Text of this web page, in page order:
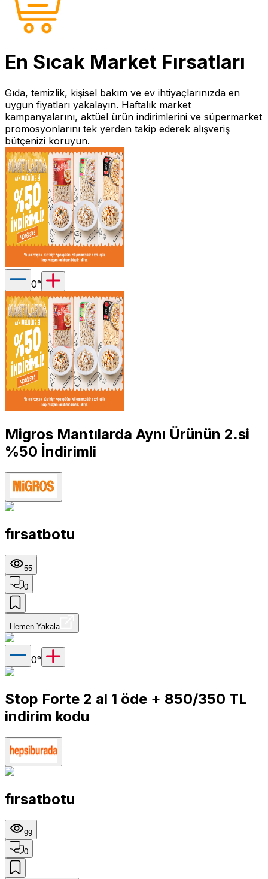
En Sıcak Market Fırsatları
Gıda, temizlik, kişisel bakım ve ev ihtiyaçlarınızda en
uygun fiyatları yakalayın. Haftalık market
kampanyalarını, aktüel ürün indirimlerini ve süpermarket
promosyonlarını tek yerden takip ederek alışveriş
bütçenizi koruyun.
0°
Migros Mantılarda Aynı Ürünün 2.si
%50 İndirimli
fırsatbotu
55
0
Hemen Yakala
0°
Stop Forte 2 al 1 öde + 850/350 TL
indirim kodu
fırsatbotu
99
0